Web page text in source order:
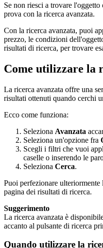
Se non riesci a trovare
prova con la ricerca avanzata.
Con la ricerca avanzata, puoi
prezzo, le condizioni
risultati di ricerca, per trovare
Come utilizzare la
La ricerca avanzata offre una
risultati ottenuti quando cerchi
Ecco come funziona:
Seleziona Avanzata
Seleziona un'opzione fra
Scegli i filtri che vuoi
caselle o inserendo le
Seleziona Cerca.
Puoi perfezionare
pagina dei risultati di ricerca.
Suggerimento
La ricerca avanzata è
accanto al pulsante di ricerca
Quando utilizzare la